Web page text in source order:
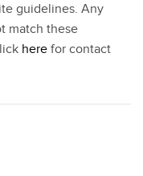
guidelines. Any
match these
here for contact